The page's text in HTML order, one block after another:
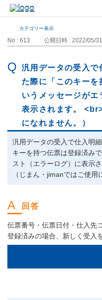
カテゴリー表示
No : 613 公開日時 : 2022/05/
汎用データの受入で
た際に「このキーを
いうメッセージがエ
表示されます。
になれません。）
汎用データの受入で仕入明
キーを持つ伝票は登録済み
スト（エラーログ）に表示さ
（じまん・jimanではご使用
伝票番号・伝票日付・仕入先
登録済みの場合、新しく受入